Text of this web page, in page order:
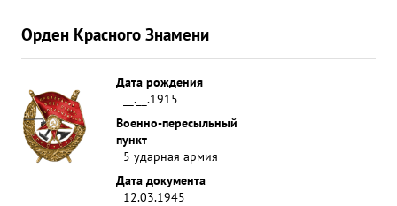
поли= тической подготовке, по укреплению
воинской дисциплины и бдительно= сти, за
трудных зимних усло= виях батальон не имел- ни
одного отстающего и все хозяйство содержит в
полном боевом порядке. ...»
Орден Красного Знамени
Дата рождения
__.__.1915
Военно-пересыльный
пункт
5 ударная армия
Дата документа
12.03.1945